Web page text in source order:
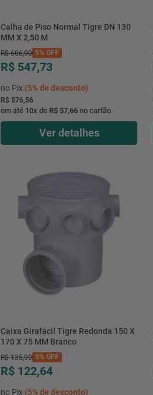
Calha de Piso Normal Tigre DN 130
MM X 2,50 M
R$ 606,90 5%OFF
R$ 547,73
no Pix (5%de desconto)
R$ 576,56
em até 10x de R$ 57,66no cartão
Ver detalhes
Caixa Girafácil Tigre Redonda 150 X
170 X 75 MM Branco
R$ 135,90 5%OFF
R$ 122,64
no Pix (5%de desconto)